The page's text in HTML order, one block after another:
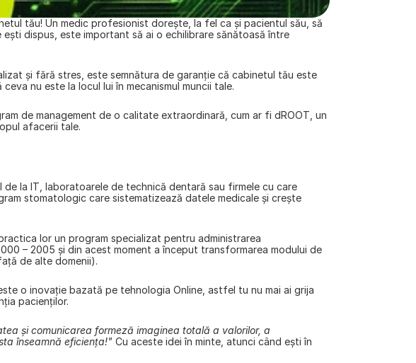
tău! Un medic profesionist dorește, la fel ca și pacientul său, să
dispus, este important să ai o echilibrare sănătoasă între
și fără stres, este semnătura de garanție că cabinetul tău este
nu este la locul lui în mecanismul muncii tale.
de management de o calitate extraordinară, cum ar fi dROOT , un
afacerii tale.
la IT, laboratoarele de technică dentară sau firmele cu care
stomatologic care sistematizează datele medicale și crește
lor un program specializat pentru administrarea
– 2005 și din acest moment a început transformarea modului de
de alte domenii).
o inovație bazată pe tehnologia Online, astfel tu nu mai ai grija
pacienților.
și comunicarea formeză imaginea totală a valorilor, a
înseamnă eficiența!" Cu aceste idei în minte, atunci când ești în